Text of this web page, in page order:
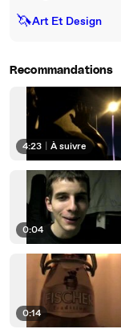
🦄Art Et Design
Recommandations
4:23 À suivre
0:04
0:14